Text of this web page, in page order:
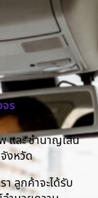
ร
และ ชำนาญเส้น
งหวัด
ลูกค้าจะได้รับ